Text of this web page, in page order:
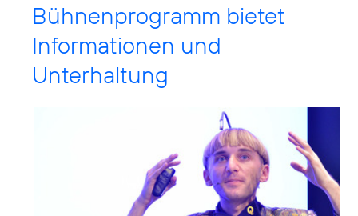
Bühnenprogramm bietet
Informationen und
Unterhaltung